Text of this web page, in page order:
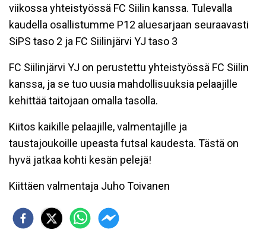
viikossa yhteistyössä FC Siilin kanssa. Tulevalla
kaudella osallistumme P12 aluesarjaan seuraavasti
SiPS taso 2 ja FC Siilinjärvi YJ taso 3
FC Siilinjärvi YJ on perustettu yhteistyössä FC Siilin
kanssa, ja se tuo uusia mahdollisuuksia pelaajille
kehittää taitojaan omalla tasolla.
Kiitos kaikille pelaajille, valmentajille ja
taustajoukoille upeasta futsal kaudesta. Tästä on
hyvä jatkaa kohti kesän pelejä!
Kiittäen valmentaja Juho Toivanen